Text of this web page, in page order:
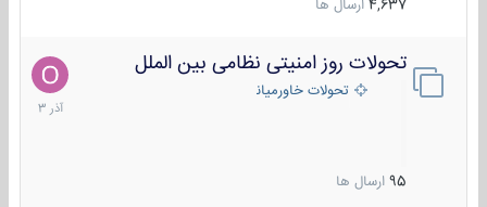
4,637 ارسال ها
تحولات روز امنیتی نظامی بین الملل
تحولات خاورمیانه
95 ارسال ها
21
آذر
1403